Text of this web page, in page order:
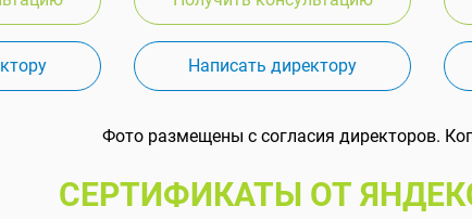
Написать директору
Фото размещены с согласия директоров.
СЕРТИФИКАТЫ ОТ